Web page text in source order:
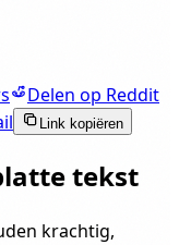
Delen op Reddit
Link kopiëren
tekst
krachtig,